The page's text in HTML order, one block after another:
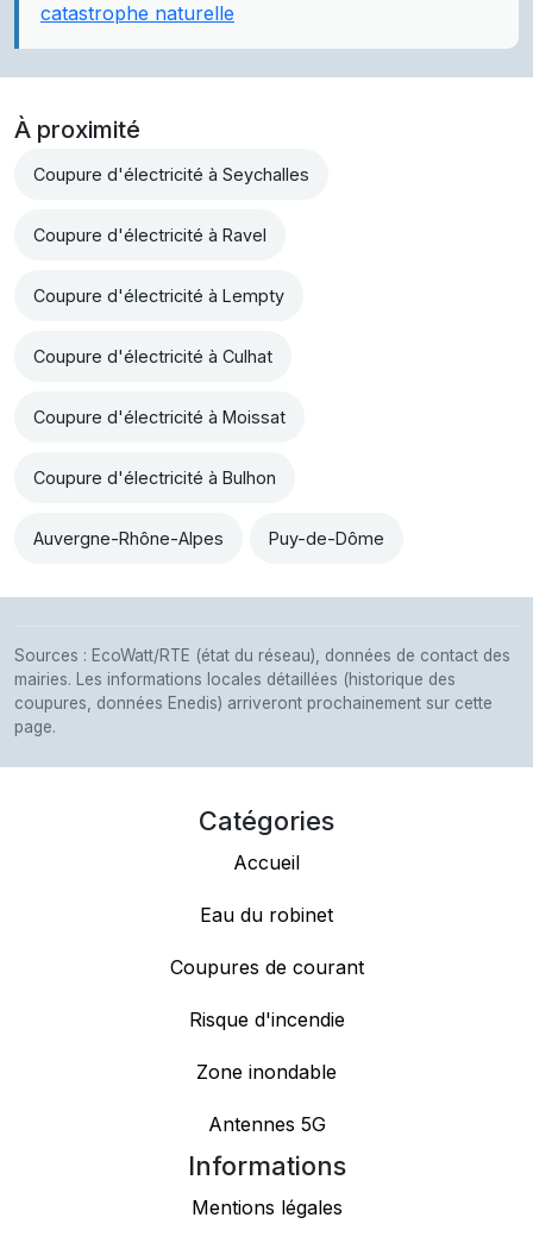
catastrophe naturelle
À proximité
Coupure d'électricité à Seychalles
Coupure d'électricité à Ravel
Coupure d'électricité à Lempty
Coupure d'électricité à Culhat
Coupure d'électricité à Moissat
Coupure d'électricité à Bulhon
Auvergne-Rhône-Alpes Puy-de-Dôme
Sources : EcoWatt/RTE (état du réseau), données de contact des
mairies. Les informations locales détaillées (historique des
coupures, données Enedis) arriveront prochainement sur cette
page.
Catégories
Accueil
Eau du robinet
Coupures de courant
Risque d'incendie
Zone inondable
Antennes 5G
Informations
Mentions légales